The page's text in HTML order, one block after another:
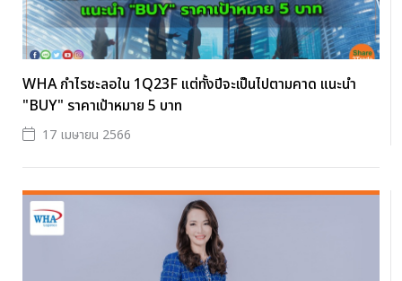
WHA กำไรชะลอใน 1Q23F แต่ทั้งปีจะเป็นไปตามคาด แนะนำ
"BUY" ราคาเป้าหมาย 5 บาท
17 เมษายน 2566